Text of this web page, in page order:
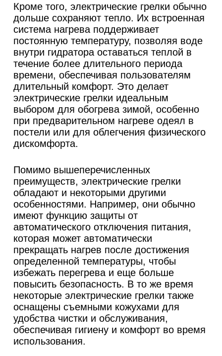
Кроме того, электрические грелки обычно
дольше сохраняют тепло. Их встроенная
система нагрева поддерживает
постоянную температуру, позволяя воде
внутри гидратора оставаться теплой в
течение более длительного периода
времени, обеспечивая пользователям
длительный комфорт. Это делает
электрические грелки идеальным
выбором для обогрева зимой, особенно
при предварительном нагреве одеял в
постели или для облегчения физического
дискомфорта.
Помимо вышеперечисленных
преимуществ, электрические грелки
обладают и некоторыми другими
особенностями. Например, они обычно
имеют функцию защиты от
автоматического отключения питания,
которая может автоматически
прекращать нагрев после достижения
определенной температуры, чтобы
избежать перегрева и еще больше
повысить безопасность. В то же время
некоторые электрические грелки также
оснащены съемными кожухами для
удобства чистки и обслуживания,
обеспечивая гигиену и комфорт во время
использования.